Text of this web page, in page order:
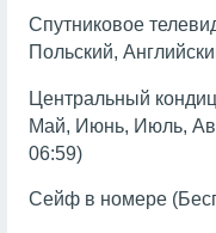
Спутниковое
Польский,
Центральный
Май, Июнь, Июль,
06:59)
Сейф в номере